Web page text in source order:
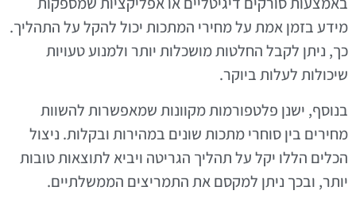
מידע בזמן אמת על מחירי המתכות יכול להקל על התהליך.
כך, ניתן לקבל החלטות מושכלות יותר ולמנוע טעויות
שיכולות לעלות ביוקר.
בנוסף, ישנן פלטפורמות מקוונות שמאפשרות להשוות
מחירים בין סוחרי מתכות שונים במהירות ובקלות. ניצול
הכלים הללו יקל על תהליך הגריטה ויביא לתוצאות טובות
יותר, ובכך ניתן למקסם את התמריצים הממשלתיים.